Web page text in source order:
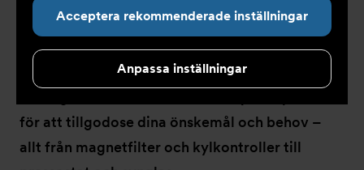
Acceptera rekommenderade inställningar
Anpassa inställningar
Kylkomponenter
Vi erbjuder en rad innovativa och klimatsmarta
för att tillgodose dina önskemål och behov –
allt från magnetfilter och kylkontroller till